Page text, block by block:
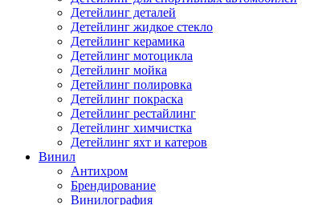
Детейлинг деталей
Детейлинг жидкое стекло
Детейлинг керамика
Детейлинг мотоцикла
Детейлинг мойка
Детейлинг полировка
Детейлинг покраска
Детейлинг рестайлинг
Детейлинг химчистка
Детейлинг яхт и катеров
Винил
Антихром
Брендирование
Винилография